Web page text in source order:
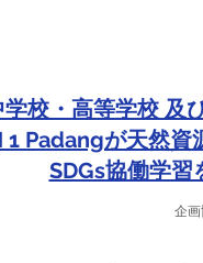
学校・高等学校 及
1 Padangが天然資
SDGs協働学習
企画